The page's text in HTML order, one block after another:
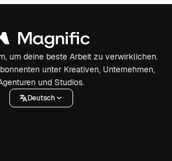
um deine beste Arbeit zu verwirklichen.
unter Kreativen, Unternehmen,
und Studios.
Deutsch